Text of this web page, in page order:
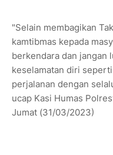
"Selain membagikan
kamtibmas kepada
berkendara dan jangan
keselamatan diri
perjalanan dengan
ucap Kasi Humas
Jumat (31/03/2023)